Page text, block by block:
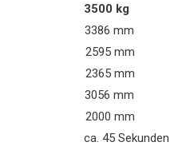
3500 kg
3386 mm
2595 mm
2365 mm
3056 mm
2000 mm
ca. 45 Sekunden